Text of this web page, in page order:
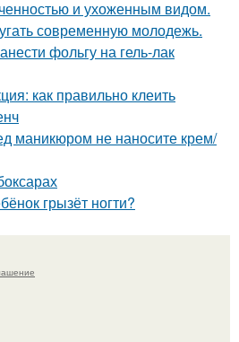
и ухоженным видом.
современную молодежь.
фольгу на гель-лак
как правильно клеить
маникюром не наносите крем/
грызёт ногти?